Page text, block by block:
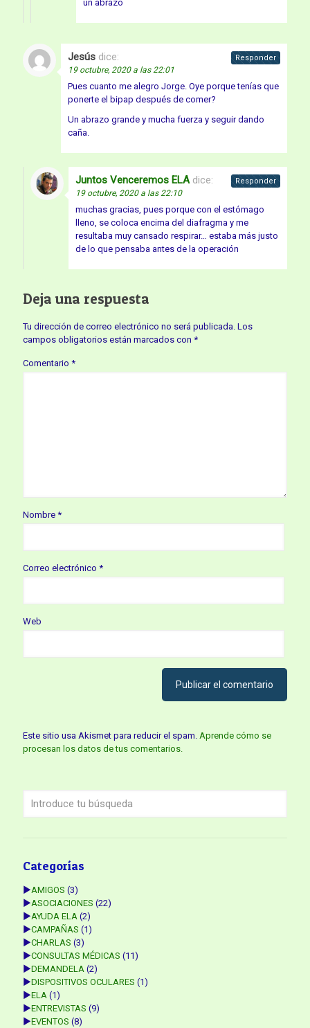
un abrazo
Jesús dice:
19 octubre, 2020 a las 22:01
Pues cuanto me alegro Jorge. Oye porque tenías que
ponerte el bipap después de comer?
Un abrazo grande y mucha fuerza y seguir dando
caña.
Responder
Juntos Venceremos ELA dice:
19 octubre, 2020 a las 22:10
muchas gracias, pues porque con el estómago
lleno, se coloca encima del diafragma y me
resultaba muy cansado respirar… estaba más justo
de lo que pensaba antes de la operación
Responder
Deja una respuesta
Tu dirección de correo electrónico no será publicada. Los
campos obligatorios están marcados con *
Comentario *
Nombre *
Correo electrónico *
Web
Este sitio usa Akismet para reducir el spam. Aprende cómo se
procesan los datos de tus comentarios.
Categorías
►AMIGOS (3)
►ASOCIACIONES (22)
►AYUDA ELA (2)
►CAMPAÑAS (1)
►CHARLAS (3)
►CONSULTAS MÉDICAS (11)
►DEMANDELA (2)
►DISPOSITIVOS OCULARES (1)
►ELA (1)
►ENTREVISTAS (9)
►EVENTOS (8)